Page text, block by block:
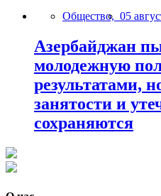
Общество, 05
Азербайджан
молодежную
результатами,
занятости и
сохраняются